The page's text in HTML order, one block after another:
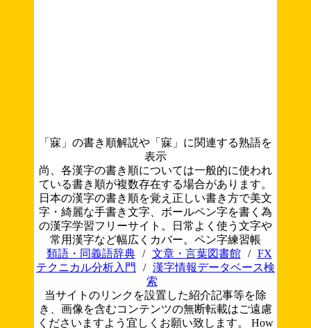
「寐」の書き順解説や「寐」に関連する熟語を
表示
尚、各漢字の書き順については一般的に使われ
ている書き順が複数存在する場合があります。
日本の漢字の書き順を覚え正しい書き方で美文
字・綺麗な手書き文字、ボールペン字を書く為
の漢字学習フリーサイト。日常よく使う文字や
常用漢字など幅広くカバー。ペン字練習帳
類語・同義語辞典
/ 文章・言葉図書館 /
FX
テクニカル分析入門
/ 漢字情報データベース検
索
当サイトのリンクを設置した紹介記事等を除
き、画像を含むコンテンツの無断転載はご遠慮
くださいますよう宜しくお願い致します。 How